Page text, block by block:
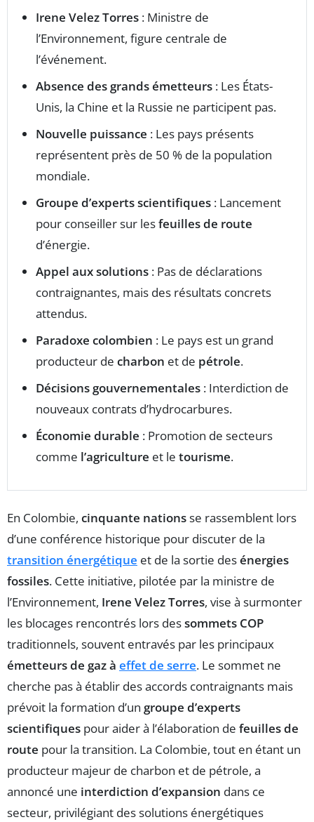
Irene Velez Torres : Ministre de
l’Environnement, figure centrale de
l’événement.
Absence des grands émetteurs : Les États-
Unis, la Chine et la Russie ne participent pas.
Nouvelle puissance : Les pays présents
représentent près de 50 % de la population
mondiale.
Groupe d’experts scientifiques : Lancement
pour conseiller sur lesfeuilles de route
d’énergie.
Appel aux solutions : Pas de déclarations
contraignantes, mais des résultats concrets
attendus.
Paradoxe colombien : Le pays est un grand
producteur de charbon et de pétrole.
Décisions gouvernementales : Interdiction de
nouveaux contrats d’hydrocarbures.
Économie durable : Promotion de secteurs
comme l’agriculture et le tourisme.
En Colombie, cinquante nationsse rassemblent lors
d’une conférence historique pour discuter de la
transition énergétique et de la sortie desénergies
fossiles. Cette initiative, pilotée par la ministre de
l’Environnement, Irene Velez Torres, vise à surmonter
les blocages rencontrés lors dessommets COP
traditionnels, souvent entravés par les principaux
émetteurs de gaz à effet de serre. Le sommet ne
cherche pas à établir des accords contraignants mais
prévoit la formation d’un groupe d’experts
scientifiques pour aider à l’élaboration de feuilles de
route pour la transition. La Colombie, tout en étant un
producteur majeur de charbon et de pétrole, a
annoncé une interdiction d’expansion dans ce
secteur, privilégiant des solutions énergétiques